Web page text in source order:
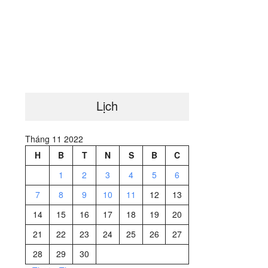
Lịch
Tháng 11 2022
H
B T N S B
C
1
2 3 4 5
6
7
8 9 10 11 12
13
14
15 16 17 18 19
20
21
22 23 24 25 26
27
28
29
30